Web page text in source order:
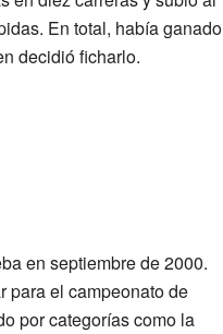
En total, había ganado
decidió ficharlo.
en septiembre de 2000.
para el campeonato de
por categorías como la